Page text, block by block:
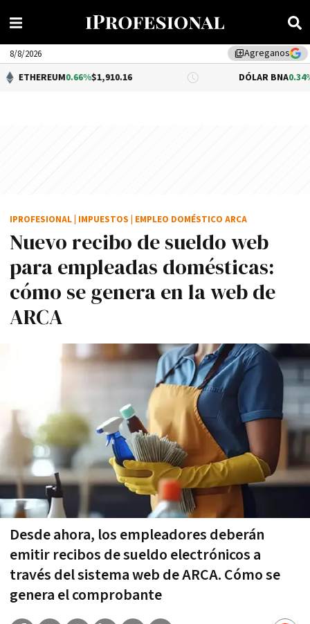
library_addAgreganos
8/8/2026
0.66%$1,910.16 DÓLAR BNA 0.34%$1,520.00
Nuevo recibo de sueldo web
para empleadas domésticas:
cómo se genera en la web de
ARCA
Desde ahora, los empleadores deberán
emitir recibos de sueldo electrónicos a
través del sistema web de ARCA. Cómo se
genera el comprobante
IPROFESIONAL IMPUESTOS EMPLEO DOMÉSTICO ARCA